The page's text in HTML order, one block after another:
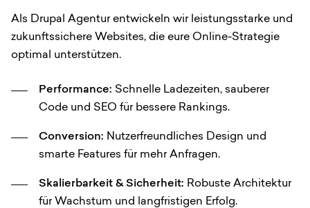
Als Drupal Agentur entwickeln wir leistungsstarke und
zukunftssichere Websites, die eure Online-Strategie
optimal unterstützen.
Performance: Schnelle Ladezeiten, sauberer
Code und SEO für bessere Rankings.
Conversion: Nutzerfreundliches Design und
smarte Features für mehr Anfragen.
Skalierbarkeit & Sicherheit: Robuste Architektur
für Wachstum und langfristigen Erfolg.